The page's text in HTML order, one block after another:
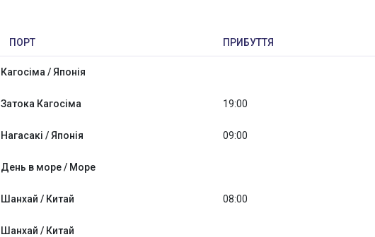
ПОРТ ПРИБУТТЯ
Кагосіма / Японія
Затока Кагосіма 19:00
Нагасакі / Японія 09:00
День в море / Море
Шанхай / Китай 08:00
Шанхай / Китай